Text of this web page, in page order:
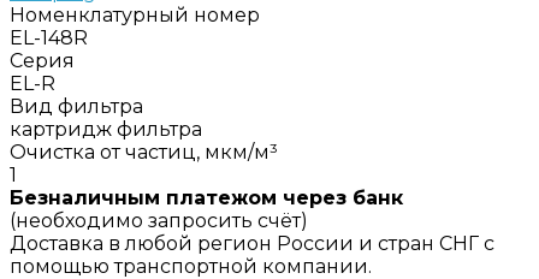
Номенклатурный номер
EL-148R
Серия
EL-R
Вид фильтра
картридж фильтра
Очистка от частиц, мкм/м³
1
Безналичным платежом через банк
(необходимо запросить счёт)
Доставка в любой регион России и стран СНГ с
помощью транспортной компании.